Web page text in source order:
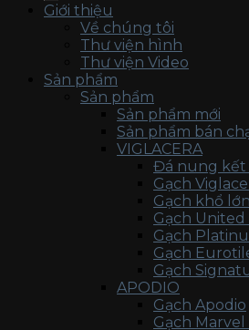
Giới thiệu
Về chúng tôi
Thư viện hình
Thư viện Video
Sản phẩm
Sản phẩm
Sản phẩm mới
Sản phẩm bán
VIGLACERA
Đá nung kết
Gạch
Gạch khổ lớn
Gạch United
Gạch
Gạch
Gạch
APODIO
Gạch Apodio
Gạch Marvel